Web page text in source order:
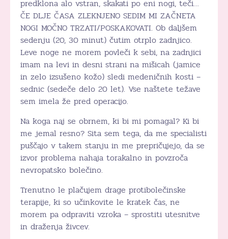
predklona alo vstran, skakati po eni nogi, teči…
ČE DLJE ČASA ZLEKNJENO SEDIM MI ZAČNETA
NOGI MOČNO TRZATI/POSKAKOVATI. Ob daljšem
sedenju (20, 30 minut) čutim otrplo zadnjico.
Leve noge ne morem povleči k sebi, na zadnjici
imam na levi in desni strani na mišicah (jamice
in zelo izsušeno kožo) sledi medeničnih kosti –
sednic (sedeče delo 20 let). Vse naštete težave
sem imela že pred operacijo.
Na koga naj se obrnem, ki bi mi pomagal? Ki bi
me jemal resno? Sita sem tega, da me specialisti
puščajo v takem stanju in me prepričujejo, da se
izvor problema nahaja torakalno in povzroča
nevropatsko bolečino.
Trenutno le plačujem drage protibolečinske
terapije, ki so učinkovite le kratek čas, ne
morem pa odpraviti vzroka – sprostiti utesnitve
in draženja živcev.